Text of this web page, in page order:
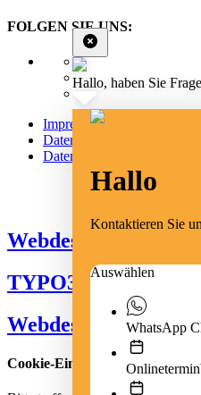
FOLGEN SIE UNS:
Impressum
Datenschutz
Datenschutz Social Media
Webdesign
TYPO3 Freiburg
Webdesign Freiburg
Hallo, haben Sie
Hallo
Kontaktieren Sie
Auswählen
WhatsApp
Cookie-Einstellungen